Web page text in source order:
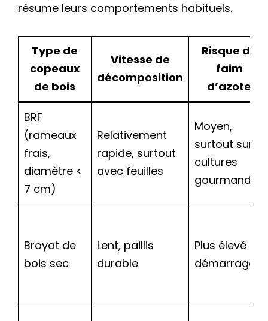
résume leurs comportements habituels.
Type de
copeaux
de bois
Vitesse de
décomposition
Risque de
faim
d’azote
BRF
(rameaux
frais,
diamètre <
7 cm)
Relativement
rapide, surtout
avec feuilles
Moyen,
surtout sur
cultures
gourmandes
Broyat de
bois sec
Lent, paillis
durable
Plus élevé au
démarrage